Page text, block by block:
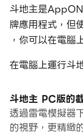
斗地主是
牌應用程式，但
，你可以在電腦
在電腦上運行斗
滑鼠和鍵盤操
將永遠不必擔心
通過多開和同步
斗地主 PC版的
透過雷電模擬器
的視野，更精緻